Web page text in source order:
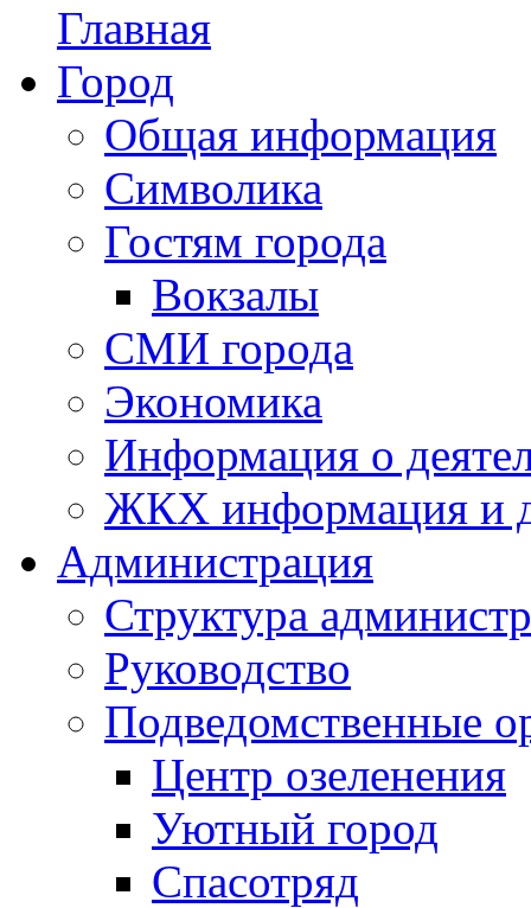
Главная
Город
Общая информация
Символика
Гостям города
Вокзалы
СМИ города
Экономика
Информация о
ЖКХ информация и
Администрация
Структура
Руководство
Подведомственные
Центр озеленения
Уютный город
Спасотряд